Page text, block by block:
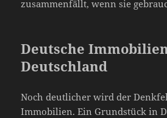
zusammenfällt, wenn sie
Deutsche
Deutschland
Noch deutlicher wird der
Immobilien. Ein Grundstück in